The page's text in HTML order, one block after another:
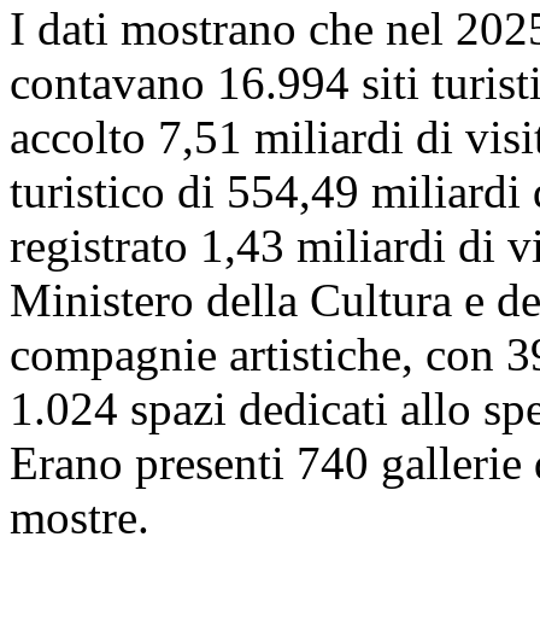
I dati mostrano che nel
contavano 16.994 siti
accolto 7,51 miliardi di
turistico di 554,49 miliardi
registrato 1,43 miliardi di
Ministero della Cultura e
compagnie artistiche, con
1.024 spazi dedicati allo
Erano presenti 740
mostre.